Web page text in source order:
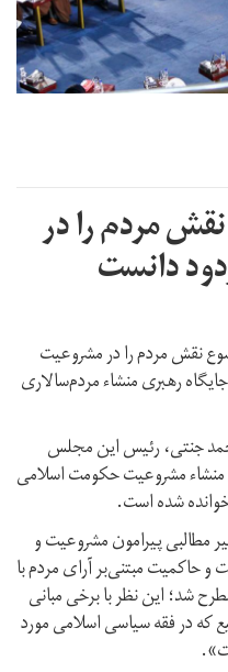
مردم را در
دانست
نقش مردم را در مشروعیت
رهبری منشاء مردم‌سالاری
جنتی، رئیس این مجلس
منشاء مشروعیت حکومت اسلامی
شده است.
مطالبی پیرامون مشروعیت و
حاکمیت مبتنی‌بر آرای مردم با
شد؛ این نظر با برخی مبانی
که در فقه سیاسی اسلامی مورد